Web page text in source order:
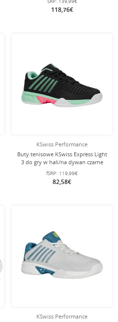
118,76€
KSwiss Performance
Buty tenisowe KSwiss Express Light
3 do gry w hali/na dywan czarne
damskie
fSRP: 119,99€
82,58€
KSwiss Performance